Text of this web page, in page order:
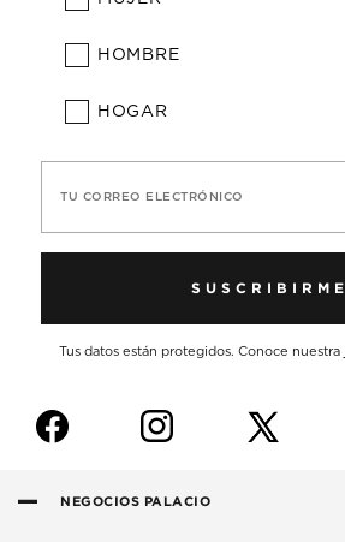
HOMBRE
HOGAR
TU CORREO ELECTRÓNICO
SUSCRIBIRME
Tus datos están protegidos. Conoce nuestra
f i
NEGOCIOS PALACIO